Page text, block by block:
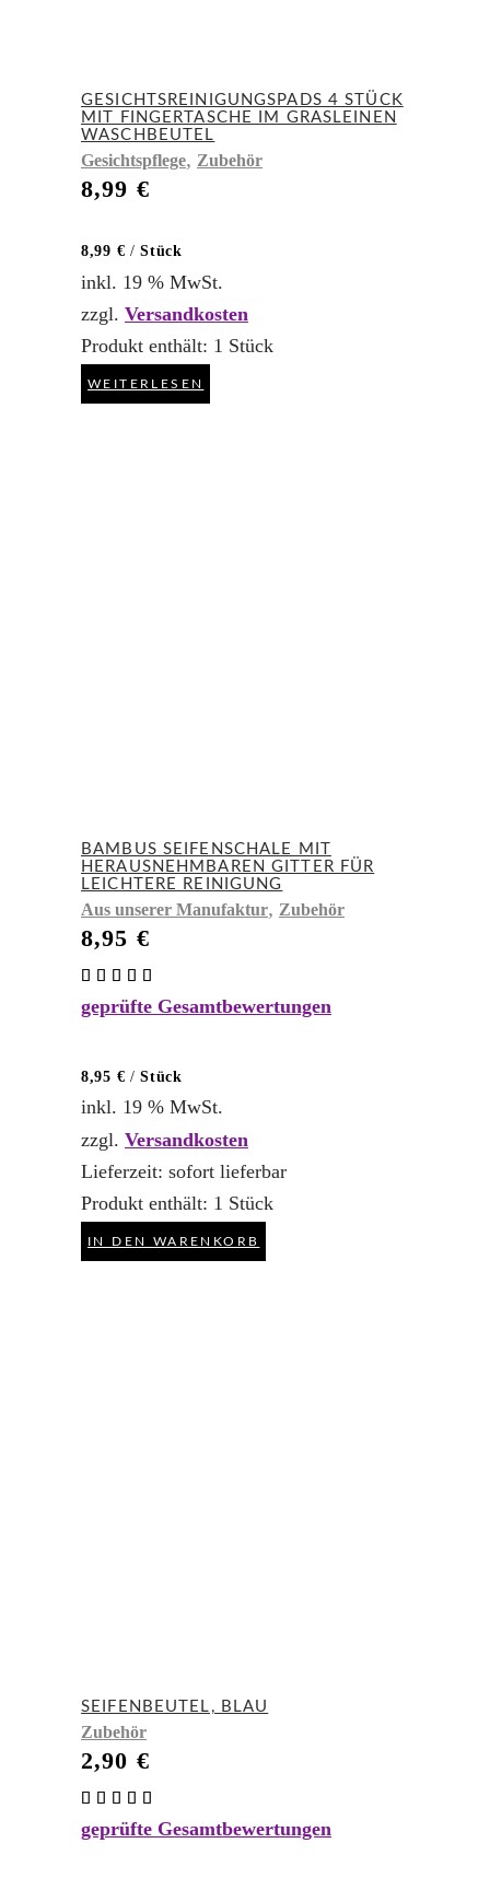
GESICHTSREINIGUNGSPADS 4 STÜCK
MIT FINGERTASCHE IM GRASLEINEN
WASCHBEUTEL
Gesichtspflege, Zubehör
8,99 €
8,99 € /Stück
inkl. 19 % MwSt.
zzgl. Versandkosten
Produkt enthält: 1 Stück
WEITERLESEN
BAMBUS SEIFENSCHALE MIT
HERAUSNEHMBAREN GITTER FÜR
LEICHTERE REINIGUNG
Aus unserer Manufaktur, Zubehör
8,95 €
5.00
geprüfte Gesamtbewertungen
8,95 € /Stück
inkl. 19 % MwSt.
zzgl. Versandkosten
Lieferzeit: sofort lieferbar
Produkt enthält: 1 Stück
IN DEN WARENKORB
SEIFENBEUTEL, BLAU
Zubehör
2,90 €
5.00
geprüfte Gesamtbewertungen